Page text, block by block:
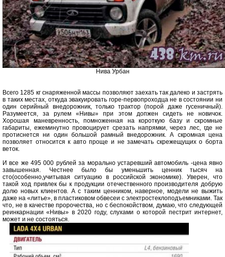
Нива Урбан
Всего 1285 кг снаряженной массы позволяют заехать так далеко и застрять
в таких местах, откуда эвакуировать горе-первопроходца не в состоянии ни
один серийный внедорожник, только трактор (порой даже гусеничный).
Разумеется, за рулем «Нивы» при этом допжен сидеть не новичок.
Хорошая маневренность, помноженная на короткую базу и скромные
габариты, ежеминутно провоцирует срезать напрямки, через лес, где не
протиснется ни один большой рамный внедорожник. А скромная цена
позволяет относится к авто проще и не замечать скрежещущих о борта
веток.
И все же 495 000 рублей за морально устаревший автомобиль -цена явно
завышенная. Честнее было бы уменьшить ценник тысяч на
сто(особенно,учитывая ситуацию в российской экономике). Уверен, что
такой ход привлек бы к продукции отечественного производителя добрую
долю новых клиентов. А с таким ценником, наверное, модели не выжить
даже на «литье», в пластиковом обвесеи с электростеклоподъемниками. Так
что, не в качестве пророчества, но с беспокойством, думаю, что следующей
реинкарнации «Нивы» в 2020 году, слухами о которой пестрит интернет,
может и не состояться.